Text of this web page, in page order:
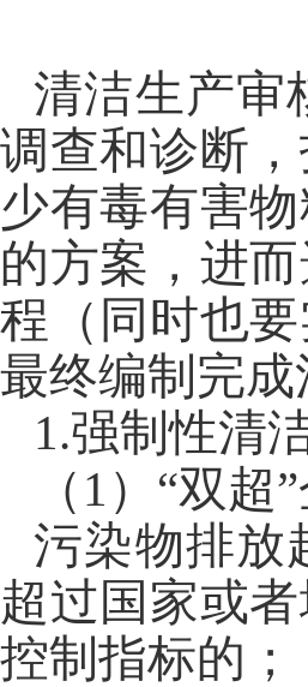
清洁生产审
调查和诊断
少有毒有害
的方案，进
程（同时也
最终编制完
1.强制性清
（ 1 ）“双超
污染物排放
超过国家或
控制指标的；